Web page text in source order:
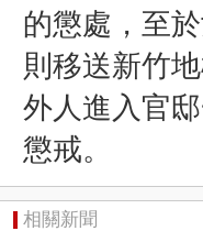
的懲處，至
則移送新竹
外人進入官
懲戒。
相關新聞